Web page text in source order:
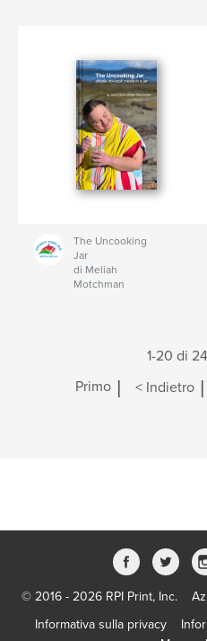
The Uncooking
Jar
di Meliah
Motchman
1-20 di
Primo | < Indietro |
© 2016 - 2026 RPI Print, Inc.
Informativa sulla privacy